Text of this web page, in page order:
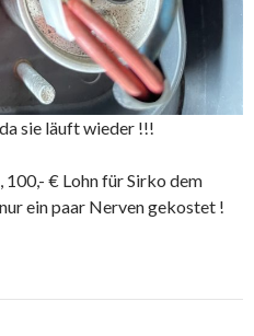
sie läuft wieder !!!
€ Lohn für Sirko dem
ein paar Nerven gekostet !